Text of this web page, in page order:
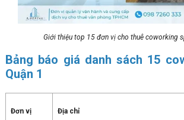
Giới thiệu top 15 đơn vị cho thuê coworking
Bảng báo giá danh sách 15
Quận 1
Đơn vị Địa chỉ